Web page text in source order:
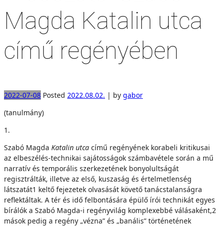
Magda Katalin utca
című regényében
2022-07-08 Posted 2022.08.02. | by gabor
(tanulmány)
1.
Szabó Magda Katalin utca című regényének korabeli kritikusai
az elbeszélés-technikai sajátosságok számbavétele során a mű
narratív és temporális szerkezetének bonyolultságát
regisztrálták, illetve az első, kuszaság és értelmetlenség
látszatát1 keltő fejezetek olvasását követő tanácstalanságra
reflektáltak. A tér és idő felbontására épülő írói technikát egyes
bírálók a Szabó Magda-i regényvilág komplexebbé válásaként,2
mások pedig a regény „vézna” és „banális” történetének